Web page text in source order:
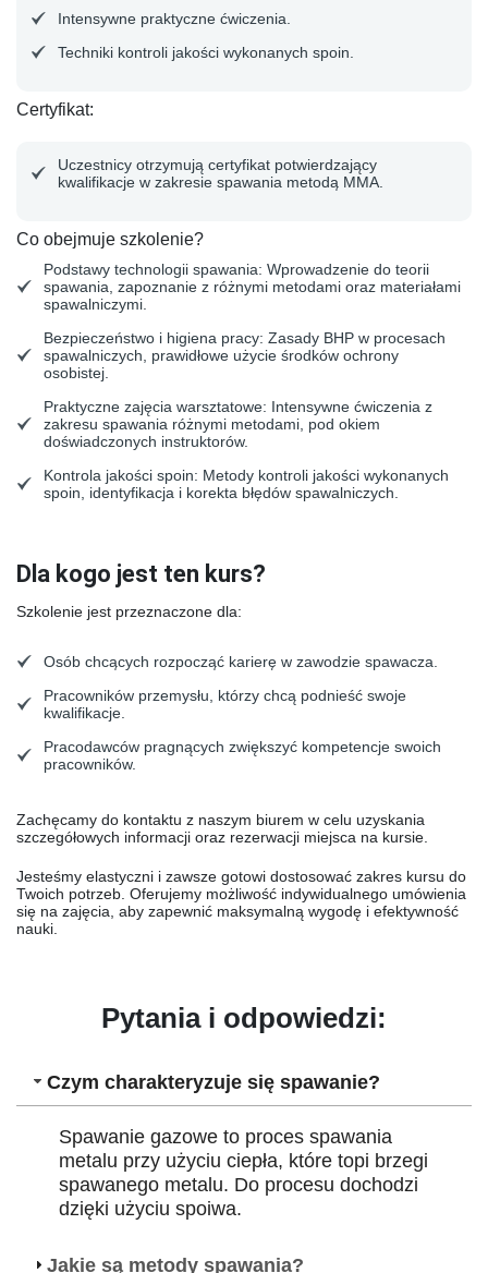
Intensywne praktyczne ćwiczenia.
Techniki kontroli jakości wykonanych spoin.
Certyfikat:
Uczestnicy otrzymują certyfikat potwierdzający
kwalifikacje w zakresie spawania metodą MMA.
Co obejmuje szkolenie?
Podstawy technologii spawania: Wprowadzenie do teorii
spawania, zapoznanie z różnymi metodami oraz materiałami
spawalniczymi.
Bezpieczeństwo i higiena pracy: Zasady BHP w procesach
spawalniczych, prawidłowe użycie środków ochrony
osobistej.
Praktyczne zajęcia warsztatowe: Intensywne ćwiczenia z
zakresu spawania różnymi metodami, pod okiem
doświadczonych instruktorów.
Kontrola jakości spoin: Metody kontroli jakości wykonanych
spoin, identyfikacja i korekta błędów spawalniczych.
Dla kogo jest ten kurs?
Szkolenie jest przeznaczone dla:
Osób chcących rozpocząć karierę w zawodzie spawacza.
Pracowników przemysłu, którzy chcą podnieść swoje
kwalifikacje.
Pracodawców pragnących zwiększyć kompetencje swoich
pracowników.
Zachęcamy do kontaktu z naszym biurem w celu uzyskania
szczegółowych informacji oraz rezerwacji miejsca na kursie.
Jesteśmy elastyczni i zawsze gotowi dostosować zakres kursu do
Twoich potrzeb. Oferujemy możliwość indywidualnego umówienia
się na zajęcia, aby zapewnić maksymalną wygodę i efektywność
nauki.
Pytania i odpowiedzi:
Czym charakteryzuje się spawanie?
Spawanie gazowe to proces spawania
metalu przy użyciu ciepła, które topi brzegi
spawanego metalu. Do procesu dochodzi
dzięki użyciu spoiwa.
Jakie są metody spawania?